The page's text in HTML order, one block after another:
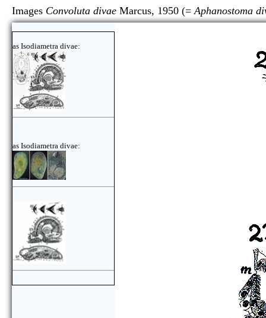
Images Convoluta divae Marcus, 1950 (=Aphanostoma
as Isodiametra divae:
as Isodiametra divae: